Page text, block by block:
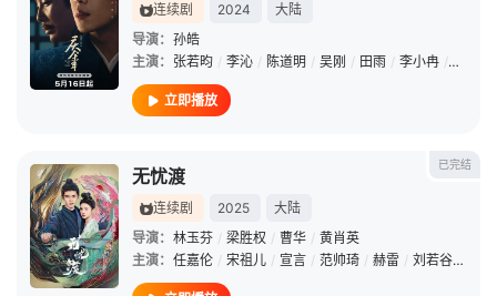
连续剧 2024
大陆
导演： 孙皓
主演： 张若昀 / 李沁 / 陈道明 / 吴刚 / 田雨 / 李小冉 / 俞飞鸿
立即播放
已完结
无忧渡
连续剧 2025
大陆
导演： 林玉芬 / 梁胜权 / 曹华 / 黄肖英
主演： 任嘉伦 / 宋祖儿 / 宣言 / 范帅琦 / 赫雷 / 刘若谷 /